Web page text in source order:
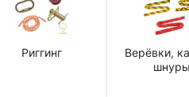
Риггинг
Верёвки,